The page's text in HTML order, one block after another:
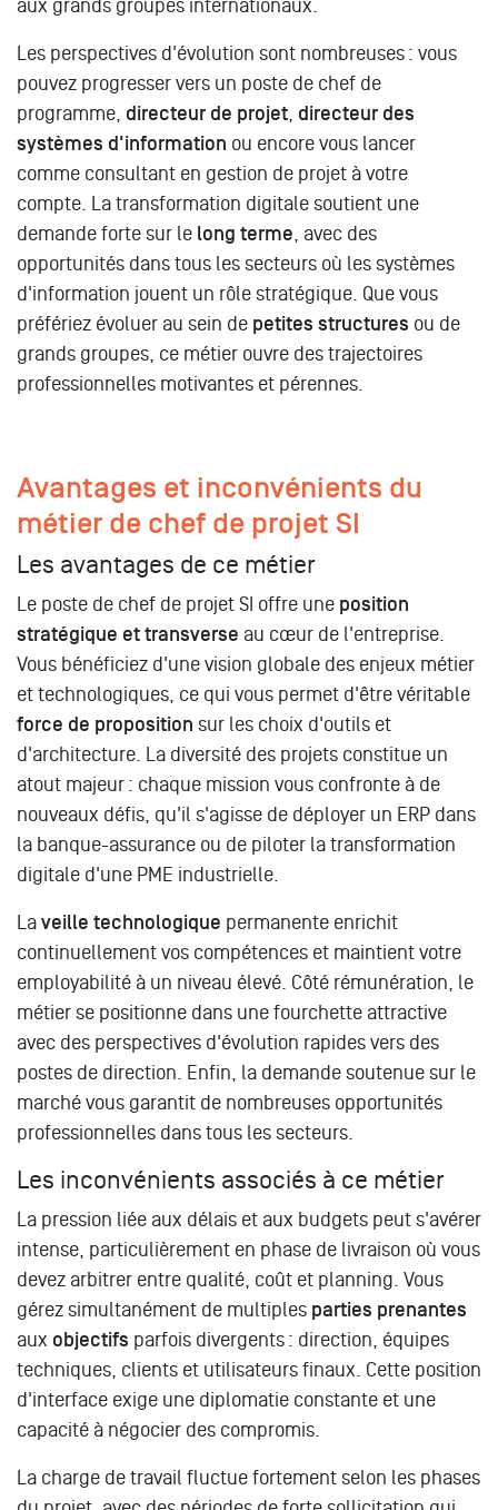
aux grands groupes internationaux.
Les perspectives d'évolution sont nombreuses : vous
pouvez progresser vers un poste de chef de
programme, directeur de projet directeur des
systèmes d'information ou encore vous lancer
comme consultant en gestion de projet à votre
compte. La transformation digitale soutient une
demande forte sur le long terme , avec des
opportunités dans tous les secteurs où les systèmes
d'information jouent un rôle stratégique. Que vous
préfériez évoluer au sein de petites structures ou de
grands groupes, ce métier ouvre des trajectoires
professionnelles motivantes et pérennes.
Avantages et inconvénients du
métier de chef de projet SI
Les avantages de ce métier
Le poste de chef de projet SI offre une position
stratégique et transverse au cœur de l'entreprise.
Vous bénéficiez d'une vision globale des enjeux métier
et technologiques, ce qui vous permet d'être véritable
force de proposition sur les choix d'outils et
d'architecture. La diversité des projets constitue un
atout majeur : chaque mission vous confronte à de
nouveaux défis, qu'il s'agisse de déployer un ERP dans
la banque-assurance ou de piloter la transformation
digitale d'une PME industrielle.
La veille technologique permanente enrichit
continuellement vos compétences et maintient votre
employabilité à un niveau élevé. Côté rémunération, le
métier se positionne dans une fourchette attractive
avec des perspectives d'évolution rapides vers des
postes de direction. Enfin, la demande soutenue sur le
marché vous garantit de nombreuses opportunités
professionnelles dans tous les secteurs.
Les inconvénients associés à ce métier
La pression liée aux délais et aux budgets peut s'avérer
intense, particulièrement en phase de livraison où vous
devez arbitrer entre qualité, coût et planning. Vous
gérez simultanément de multiples parties prenantes
aux objectifs parfois divergents : direction, équipes
techniques, clients et utilisateurs finaux. Cette position
d'interface exige une diplomatie constante et une
capacité à négocier des compromis.
La charge de travail fluctue fortement selon les phases